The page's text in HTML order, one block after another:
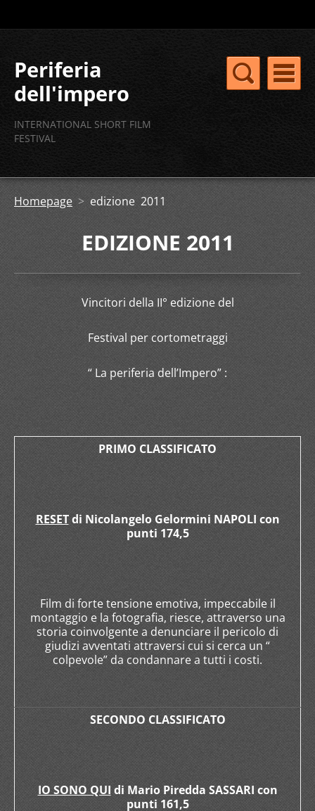
Periferia
dell'impero
concorso
internazionale
INTERNATIONAL SHORT FILM
FESTIVAL
Homepage > edizione 2011
EDIZIONE 2011
Vincitori della II° edizione del
Festival per cortometraggi
“ La periferia dell’Impero” :
PRIMO CLASSIFICATO
RESETdi Nicolangelo Gelormini NAPOLI con
punti 174,5
Film di forte tensione emotiva, impeccabile il
montaggio e la fotografia, riesce, attraverso una
storia coinvolgente a denunciare il pericolo di
giudizi avventati attraversi cui si cerca un “
colpevole” da condannare a tutti i costi.
SECONDO CLASSIFICATO
IO SONO QUI di Mario Piredda SASSARI con
punti 161,5